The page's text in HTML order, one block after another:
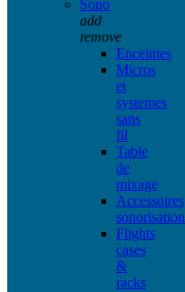
Sono
add
remove
Enceintes
Micros
et
systemes
sans
fil
Table
de
mixage
Accessoires
sonorisation
Flights
cases
&
racks